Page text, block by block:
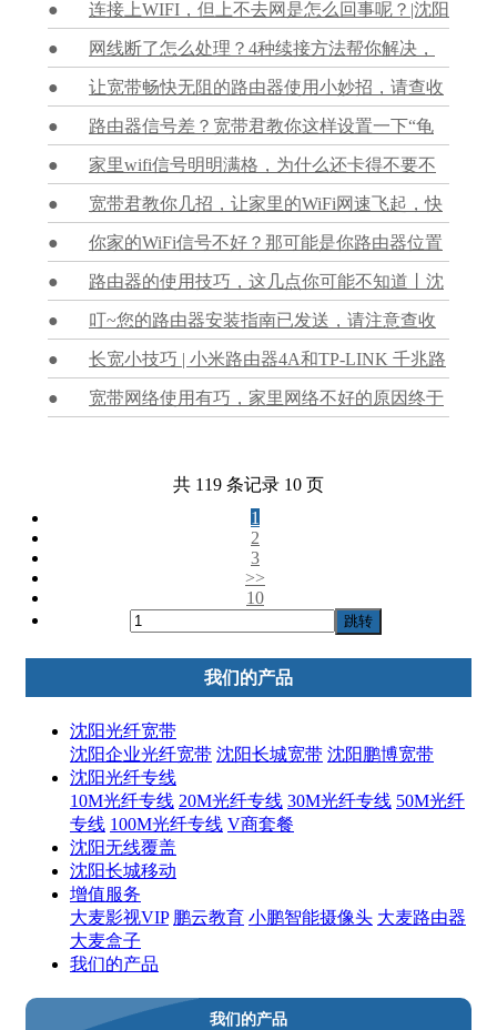
专线 连接上WIFI，但上不去网是怎么回事呢？|沈阳
长城宽带网线断了怎么处理？4种续接方法帮你解决，
方便又便捷丨沈阳宽带
让宽带畅快无阻的路由器使用小妙招，请查收
丨沈阳宽带安装
路由器信号差？宽带君教你这样设置一下“龟
速”秒变“神速”丨沈阳宽带
家里wifi信号明明满格，为什么还卡得不要不
要？宽带君总结了以下几个原因，一起来看看吧~丨
沈阳宽带
宽带君教你几招，让家里的WiFi网速飞起，快
来围观吧丨沈阳宽带费用
你家的WiFi信号不好？那可能是你路由器位置
没放对！快来看看放到哪个位置好一些丨沈阳宽带
费用
路由器的使用技巧，这几点你可能不知道丨沈
阳宽带办理电话
叮~您的路由器安装指南已发送，请注意查收
丨沈阳宽带电话
长宽小技巧 | 小米路由器4A和TP-LINK 千兆路
由器 TL-WDR5660的手机端设置教程丨沈阳长城宽
宽带网络使用有巧，家里网络不好的原因终于
共 119 条记录 10 页
1
2
3
>>
10
跳转
我们的产品
沈阳光纤宽带
沈阳企业光纤宽带 沈阳长城宽带 沈阳鹏博宽带
沈阳光纤专线
10M光纤专线 20M光纤专线 30M光纤专线 50M光纤
专线 100M光纤专线 V商套餐
沈阳无线覆盖
沈阳长城移动
增值服务
大麦影视VIP 鹏云教育 小鹏智能摄像头 大麦路由器
大麦盒子
我们的产品
我们的产品